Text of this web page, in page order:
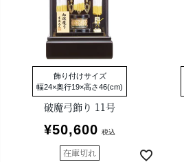
飾り付けサイズ
幅24×奥行19×高さ46(cm)
破魔弓飾り 11号
¥50,600 税込
在庫切れ